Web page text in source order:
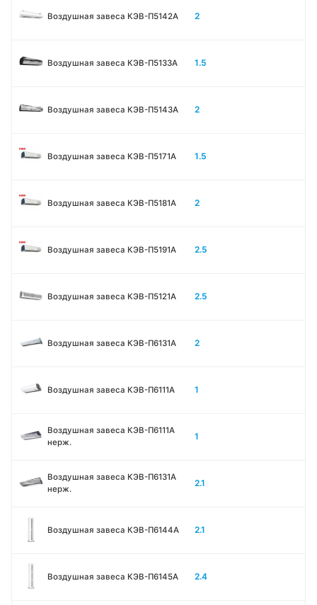
Воздушная завеса КЭВ-П5142А 2
Воздушная завеса КЭВ-П5133A 1.5
Воздушная завеса КЭВ-П5143A 2
Воздушная завеса КЭВ-П5171А 1.5
Воздушная завеса КЭВ-П5181А 2
Воздушная завеса КЭВ-П5191А 2.5
Воздушная завеса КЭВ-П5121А 2.5
Воздушная завеса КЭВ-П6131A 2
Воздушная завеса КЭВ-П6111A 1
Воздушная завеса КЭВ-П6111A
нерж.
1
Воздушная завеса КЭВ-П6131A
нерж.
2.1
Воздушная завеса КЭВ-П6144A 2.1
Воздушная завеса КЭВ-П6145A 2.4